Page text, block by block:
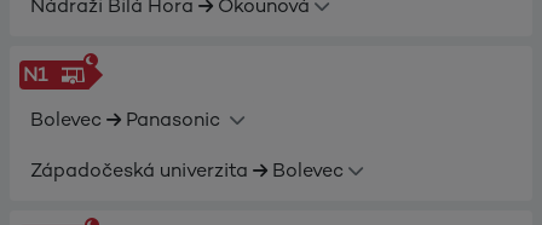
Nádraží Bílá Hora
Okounová
N1
Bolevec
Panasonic
Západočeská univerzita
Bolevec